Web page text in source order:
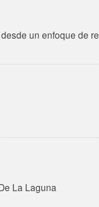
un enfoque de
La Laguna